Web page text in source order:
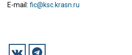
E-mail: fic@ksc.krasn.ru